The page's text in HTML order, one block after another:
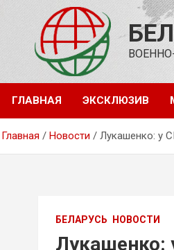
содержимому
ГЛАВНАЯ ЭКСКЛЮЗИВ
Главная Новости Лукашенко: у
БЕЛАРУСЬ НОВОСТИ
Лукашенко: